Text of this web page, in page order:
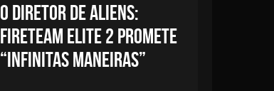
O DIRETOR DE ALIENS:
FIRETEAM ELITE 2 PROMETE
“INFINITAS MANEIRAS”